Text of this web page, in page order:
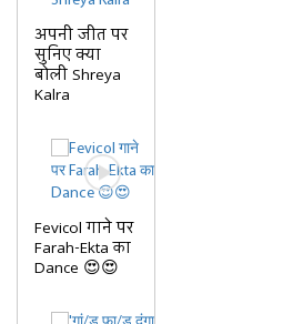
अपनी जीत पर
सुनिए क्या
बोली Shreya
Kalra
Fevicol गाने पर
Farah-Ekta का
Dance 😍😍